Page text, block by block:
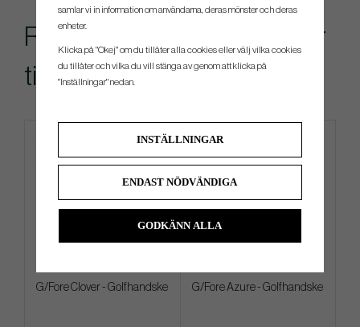
Rekommenderade tillbehör
till denna produkt
G/Fore Clover - Golfhandske G/Fore Azure - Golfhandske
samlar vi in information om användarna, deras mönster och deras
enheter.
Klicka på "Okej" om du tillåter alla cookies eller välj vilka cookies
du tillåter och vilka du vill stänga av genom att klicka på
"Inställningar" nedan.
INSTÄLLNINGAR
ENDAST NÖDVÄNDIGA
GODKÄNN ALLA